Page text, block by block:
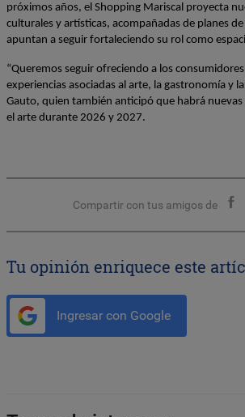
próximos años, el Shopping Mariscal proyecta
culturales y artísticas, acompañadas de planes
apuntan a seguir fortaleciendo su rol como
“Queremos seguir ofreciendo a los
experiencias asociadas al arte, la gastronomía y
Gauto, quien también anticipó que habrá nuevas
el arte durante 2026 y 2027.
Compartir con tus amigos de
Tu opinión enriquece este
Ingresar con Google